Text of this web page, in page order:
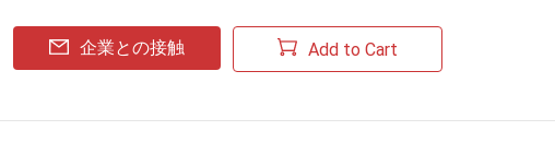
企業との接触 Add to Cart